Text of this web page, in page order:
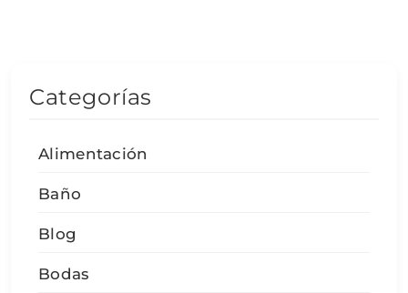
Categorías
Alimentación
Baño
Blog
Bodas